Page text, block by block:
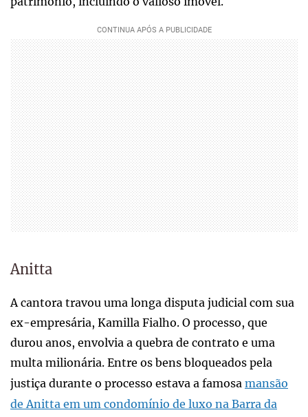
Anitta
A cantora travou uma longa disputa judicial com sua
ex-empresária, Kamilla Fialho. O processo, que
durou anos, envolvia a quebra de contrato e uma
multa milionária. Entre os bens bloqueados pela
justiça durante o processo estava a famosa mansão
de Anitta em um condomínio de luxo na Barra da